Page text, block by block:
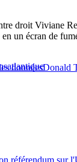
droit Viviane
un écran de
donnéesDonald
référendum sur